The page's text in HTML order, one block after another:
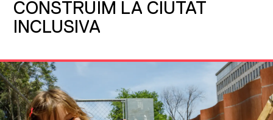
CONSTRUÏM LA CIUTAT
INCLUSIVA